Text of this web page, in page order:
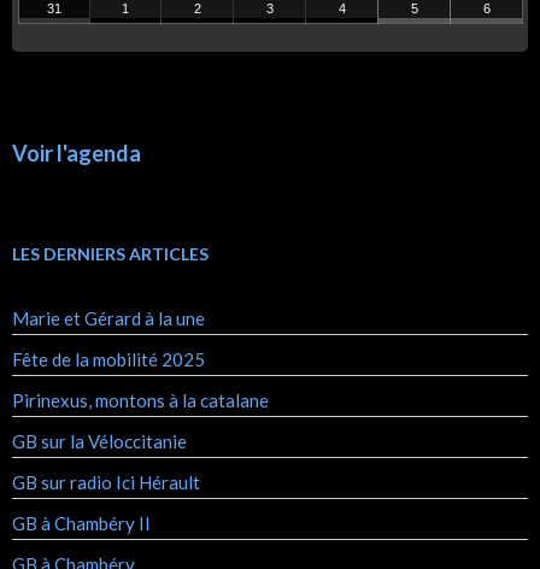
31
1 2 3 4 5 6
Voir l'agenda
LES DERNIERS ARTICLES
Marie et Gérard à la une
Fête de la mobilité 2025
Pirinexus, montons à la catalane
GB sur la Véloccitanie
GB sur radio Ici Hérault
GB à Chambéry II
GB à Chambéry